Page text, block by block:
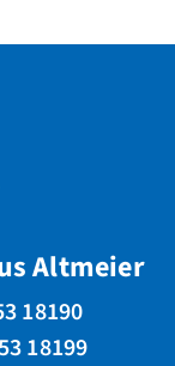
Altmeier
18190
18199